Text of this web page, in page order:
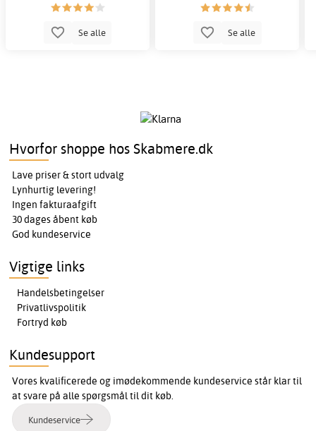
Se alle Se alle
Hvorfor shoppe hos Skabmere.dk
Lave priser & stort udvalg
Lynhurtig levering!
Ingen fakturaafgift
30 dages åbent køb
God kundeservice
Vigtige links
Handelsbetingelser
Privatlivspolitik
Fortryd køb
Kundesupport
Vores kvalificerede og imødekommende kundeservice står klar til
at svare på alle spørgsmål til dit køb.
Kundeservice